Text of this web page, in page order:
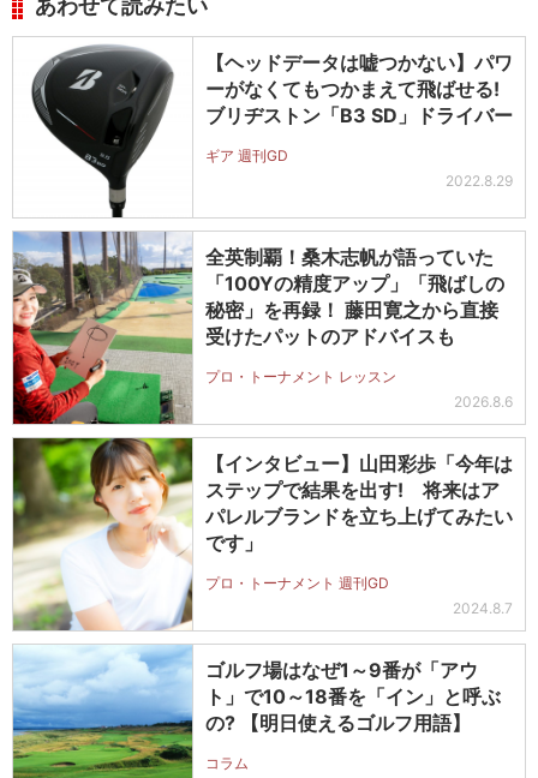
あわせて読みたい
【ヘッドデータは嘘つかない】パワ
ーがなくてもつかまえて飛ばせる!
ブリヂストン「B3 SD」ドライバー
ギア 週刊GD
2022.8.29
全英制覇！桑木志帆が語っていた
「100Yの精度アップ」「飛ばしの
秘密」を再録！ 藤田寛之から直接
受けたパットのアドバイスも
プロ・トーナメント レッスン
2026.8.6
【インタビュー】山田彩歩「今年は
ステップで結果を出す! 将来はア
パレルブランドを立ち上げてみたい
です」
プロ・トーナメント 週刊GD
2024.8.7
ゴルフ場はなぜ1～9番が「アウ
ト」で10～18番を「イン」と呼ぶ
の? 【明日使えるゴルフ用語】
コラム